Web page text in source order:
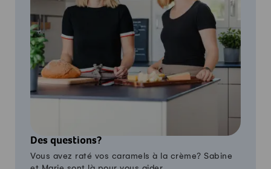
Des questions?
Vous avez raté vos caramels à la crème? Sabine